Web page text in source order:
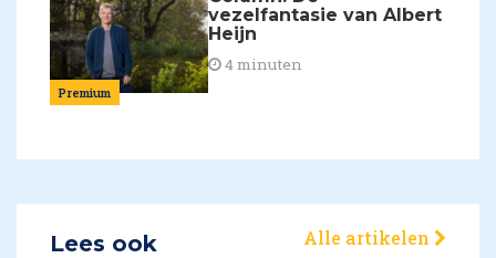
Premium
vezelfantasie van Albert
Heijn
4 minuten
Lees ook Alle artikelen